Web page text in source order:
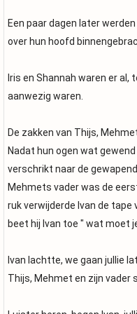
Een paar dagen later
over hun hoofd
Iris en Shannah waren er al,
aanwezig waren.
De zakken van Thijs,
Nadat hun ogen wat
verschrikt naar de
Mehmets vader was de
ruk verwijderde Ivan de tape
beet hij Ivan toe " wat moet
Ivan lachtte, we gaan jullie
Thijs, Mehmet en zijn vader